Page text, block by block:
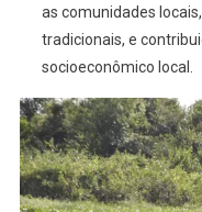
as comunidades
tradicionais, e
socioeconômico local.